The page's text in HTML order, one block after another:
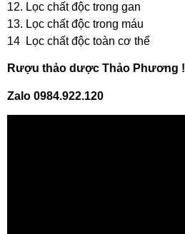
12. Lọc chất độc trong gan
13. Lọc chất độc trong máu
14 Lọc chất độc toàn cơ thể
Rượu thảo dược Thảo Phương !
Zalo 0984.922.120